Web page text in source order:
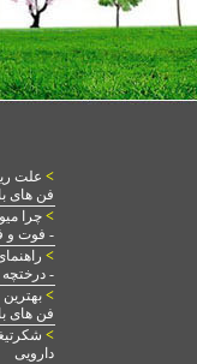
> علت
فن های
> چرا
- فوت و
>
-
>
فن های
>
دارویی